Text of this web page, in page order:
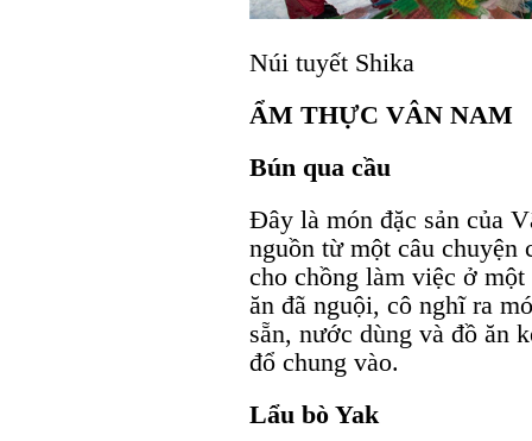
Núi tuyết Shika
ẨM THỰC VÂN NAM
Bún qua cầu
Đây là món đặc sản của
nguồn từ một câu chuyện
cho chồng làm việc ở
ăn đã nguội, cô nghĩ ra
sẵn, nước dùng và đồ ăn
đổ chung vào.
Lẩu bò Yak